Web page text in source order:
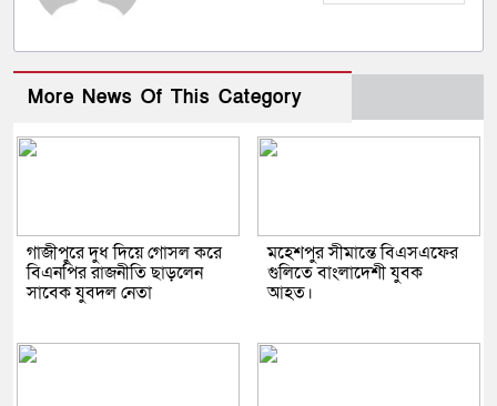
More News Of This Category
গাজীপুরে দুধ দিয়ে গোসল করে
বিএনপির রাজনীতি ছাড়লেন
সাবেক যুবদল নেতা
মহেশপুর সীমান্তে বিএসএফের
গুলিতে বাংলাদেশী যুবক
আহত।